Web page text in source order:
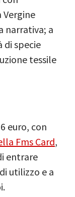
narrativa; a
di specie
tessile
euro, con
Fms Card,
entrare
utilizzo e a